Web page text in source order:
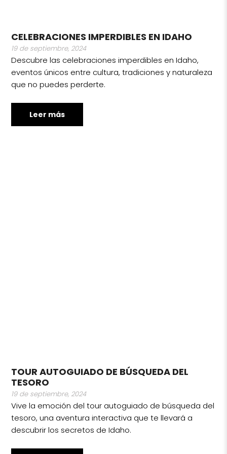
CELEBRACIONES IMPERDIBLES EN IDAHO
19 de septiembre, 2024
Descubre las celebraciones imperdibles en Idaho,
eventos únicos entre cultura, tradiciones y naturaleza
que no puedes perderte.
Leer más
TOUR AUTOGUIADO DE BÚSQUEDA DEL
TESORO
19 de septiembre, 2024
Vive la emoción del tour autoguiado de búsqueda del
tesoro, una aventura interactiva que te llevará a
descubrir los secretos de Idaho.